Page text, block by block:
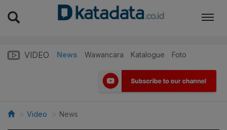
VIDEO News Wawancara Katalogue Foto
Video News